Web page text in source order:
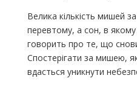
Велика кількість мишей
перевтому, а сон, в
говорить про те, що
Спостерігати за мишею,
вдасться уникнути